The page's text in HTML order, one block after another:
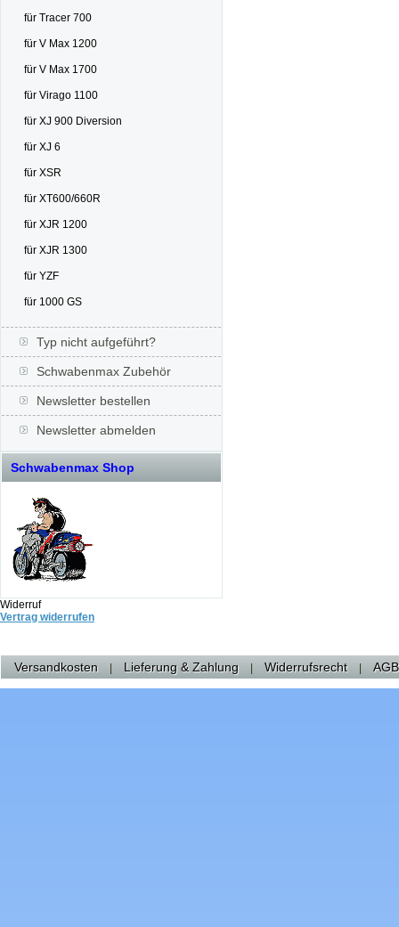
für Tracer 700
für V Max 1200
für V Max 1700
für Virago 1100
für XJ 900 Diversion
für XJ 6
für XSR
für XT600/660R
für XJR 1200
für XJR 1300
für YZF
für 1000 GS
Typ nicht aufgeführt?
Schwabenmax Zubehör
Newsletter bestellen
Newsletter abmelden
Schwabenmax Shop
Widerruf
Vertrag widerrufen
Versandkosten Lieferung & Zahlung Widerrufsrecht AGB